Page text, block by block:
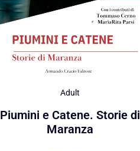
Adult
Piumini e Catene. Storie di
Maranza